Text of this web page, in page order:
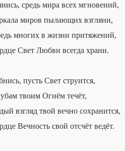
средь мира всех мгновений,
миров пылающих взгляни,
многих в жизни притяжений,
Свет Любви всегда храни.
пусть Свет струится,
твоим Огнём течёт,
взгляд твой вечно сохранится,
Вечность свой отсчёт ведёт.